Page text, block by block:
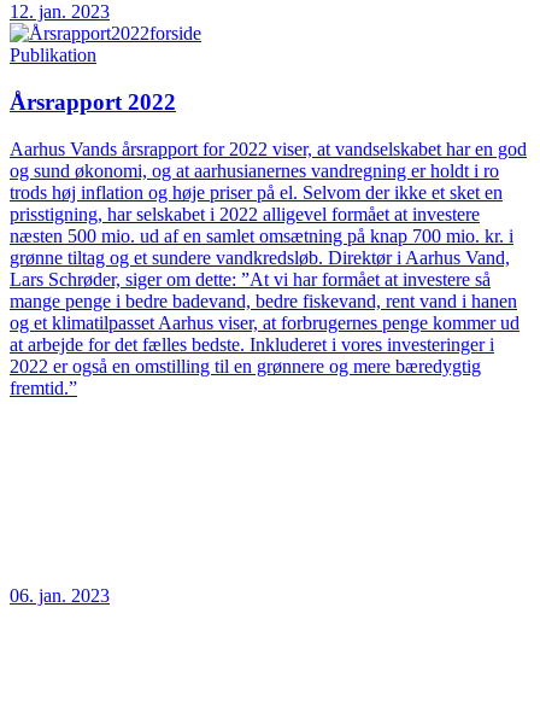
12. jan. 2023
Publikation
Årsrapport 2022
Aarhus Vands årsrapport for 2022 viser, at vandselskabet har en god
og sund økonomi, og at aarhusianernes vandregning er holdt i ro
trods høj inflation og høje priser på el. Selvom der ikke et sket en
prisstigning, har selskabet i 2022 alligevel formået at investere
næsten 500 mio. ud af en samlet omsætning på knap 700 mio. kr. i
grønne tiltag og et sundere vandkredsløb. Direktør i Aarhus Vand,
Lars Schrøder, siger om dette: ”At vi har formået at investere så
mange penge i bedre badevand, bedre fiskevand, rent vand i hanen
og et klimatilpasset Aarhus viser, at forbrugernes penge kommer ud
at arbejde for det fælles bedste. Inkluderet i vores investeringer i
2022 er også en omstilling til en grønnere og mere bæredygtig
fremtid.”
06. jan. 2023